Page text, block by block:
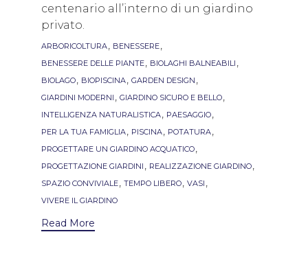
centenario all’interno di un giardino
privato.
Tags
ARBORICOLTURA, BENESSERE,
BENESSERE DELLE PIANTE, BIOLAGHI BALNEABILI ,
BIOLAGO, BIOPISCINA, GARDEN DESIGN ,
GIARDINI MODERNI , GIARDINO SICURO E BELLO,
INTELLIGENZA NATURALISTICA, PAESAGGIO,
PER LA TUA FAMIGLIA, PISCINA, POTATURA,
PROGETTARE UN GIARDINO ACQUATICO,
PROGETTAZIONE GIARDINI , REALIZZAZIONE GIARDINO,
SPAZIO CONVIVIALE, TEMPO LIBERO, VASI ,
VIVERE IL GIARDINO
Read More